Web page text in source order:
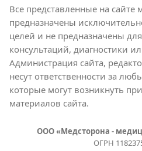
Все представленные на сайте
предназначены
целей и не предназначены
консультаций, диагностики
Администрация сайта,
несут ответственности за
которые могут возникнуть
материалов сайта.
ООО «Медсторона -
ОГРН